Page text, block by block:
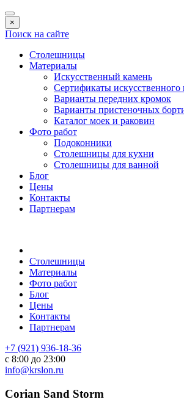
×
Поиск на сайте
Столешницы
Материалы
Искусственный камень
Сертификаты искусственного
Варианты передних кромок
Варианты пристеночных
Каталог моек и раковин
Фото работ
Подоконники
Столешницы для кухни
Столешницы для ванной
Блог
Цены
Контакты
Партнерам
Столешницы
Материалы
Фото работ
Блог
Цены
Контакты
Партнерам
+7 (921) 936-18-36
с 8:00 до 23:00
info@krslon.ru
Corian Sand Storm